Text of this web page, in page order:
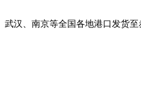
汉、南京等全国各地港口发货至